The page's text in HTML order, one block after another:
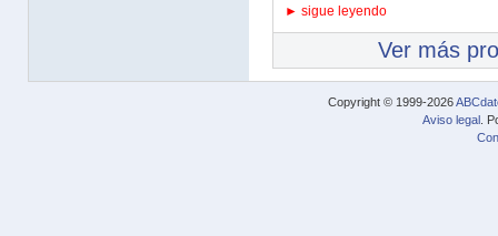
► sigue leyendo
Ver más
Copyright © 1999-2026
Aviso legal .